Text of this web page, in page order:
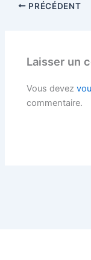
PRÉCÉDENT
Laisser un
Vous devez
commentaire.